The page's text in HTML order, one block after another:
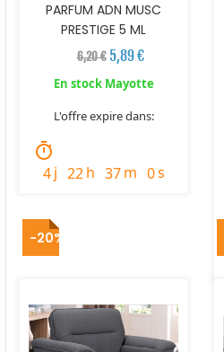
PARFUM ADN MUSC
PRESTIGE 5 ML
6,20 € 5,89 €
En stock Mayotte
L'offre expire dans:
timer
4j 22h 36m 0s
-20%